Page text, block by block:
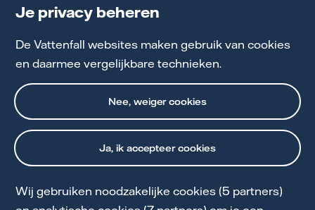
Je privacy beheren
De Vattenfall websites maken gebruik van cookies
en daarmee vergelijkbare technieken.
Ja, ik accepteer cookies
Nee, weiger cookies
Wij gebruiken noodzakelijke cookies (5 partners)
Zo werkt ons Seintje